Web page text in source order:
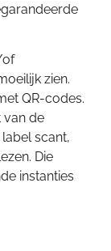
of
zien.
QR-codes.
van de
scant,
Die
instanties